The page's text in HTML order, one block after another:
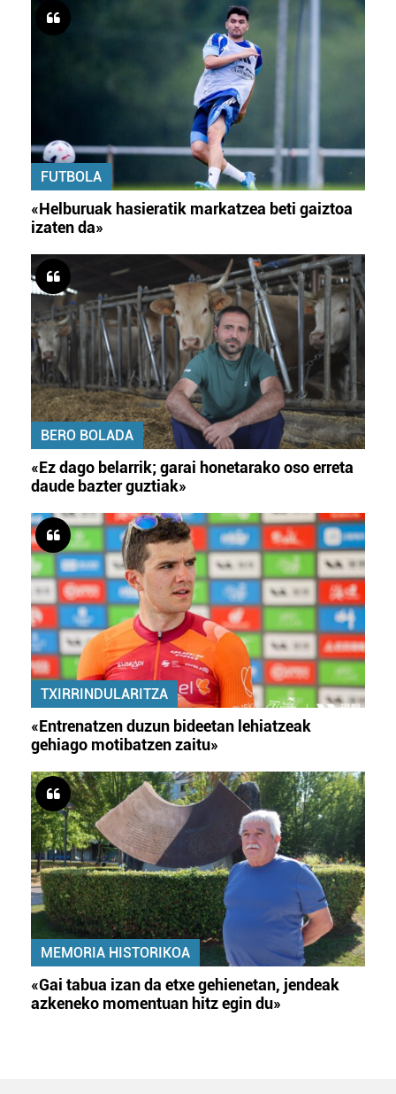
FUTBOLA
«Helburuak hasieratik markatzea beti gaiztoa
izaten da»
BERO BOLADA
«Ez dago belarrik; garai honetarako oso erreta
daude bazter guztiak»
TXIRRINDULARITZA
«Entrenatzen duzun bideetan lehiatzeak
gehiago motibatzen zaitu»
MEMORIA HISTORIKOA
«Gai tabua izan da etxe gehienetan, jendeak
azkeneko momentuan hitz egin du»